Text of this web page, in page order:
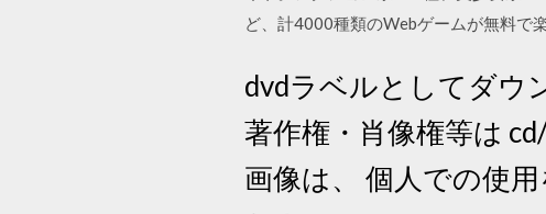
ど、計4000種類のWebゲームが無料で
dvdラベルとしてダウ
著作権・肖像権等は
画像は、 個人での使